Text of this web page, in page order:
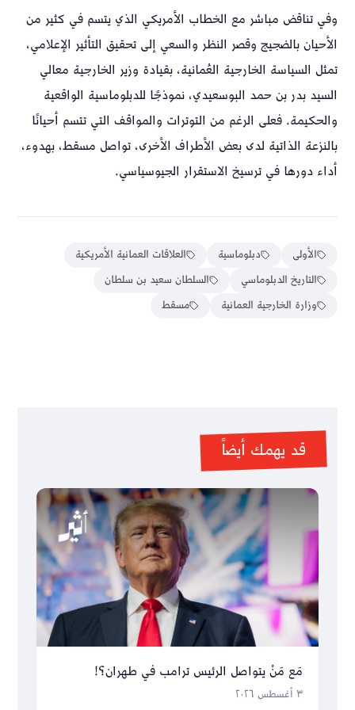
وفي تناقض مباشر مع الخطاب الأمريكي الذي يتسم في كثير من
الأحيان بالضجيج وقصر النظر والسعي إلى تحقيق التأثير الإعلامي،
تمثل السياسة الخارجية العُمانية، بقيادة وزير الخارجية معالي
السيد بدر بن حمد البوسعيدي، نموذجًا للدبلوماسية الواقعية
والحكيمة. فعلى الرغم من التوترات والمواقف التي تتسم أحيانًا
بالنزعة الذاتية لدى بعض الأطراف الأخرى، تواصل مسقط، بهدوء،
أداء دورها في ترسيخ الاستقرار الجيوسياسي.
الأولى دبلوماسية
العلاقات العمانية الأمريكية
التاريخ الدبلوماسي
السلطان سعيد بن سلطان
وزارة الخارجية العمانية
مسقط
قد يهمك أيضاً
مَع مَنْ يتواصل الرئيس ترامب في طهران؟!
٣ أغسطس ٢٠٢٦